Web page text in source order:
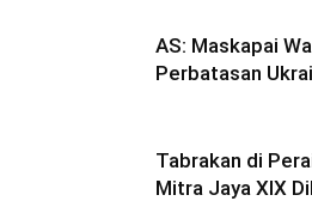
AS: Maskapai
Perbatasan
Tabrakan di
Mitra Jaya XIX